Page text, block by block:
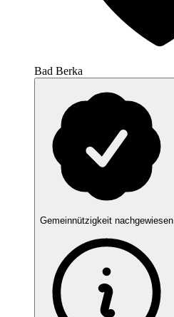
Bad Berka
Gemeinnützigkeit nachgewiesen